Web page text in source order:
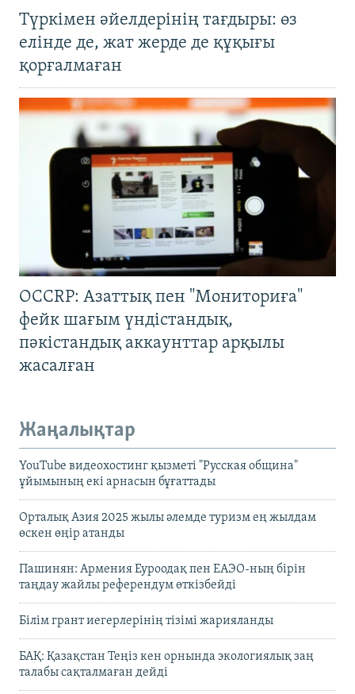
Түркімен әйелдерінің тағдыры: өз
елінде де, жат жерде де құқығы
қорғалмаған
OCCRP: Азаттық пен "Мониториға"
фейк шағым үндістандық,
пәкістандық аккаунттар арқылы
жасалған
Жаңалықтар
YouTube видеохостинг қызметі "Русская община"
ұйымының екі арнасын бұғаттады
Орталық Азия 2025 жылы әлемде туризм ең жылдам
өскен өңір атанды
Пашинян: Армения Еуроодақ пен ЕАЭО-ның бірін
таңдау жайлы референдум өткізбейді
Білім грант иегерлерінің тізімі жарияланды
БАҚ: Қазақстан Теңіз кен орнында экологиялық заң
талабы сақталмаған дейді